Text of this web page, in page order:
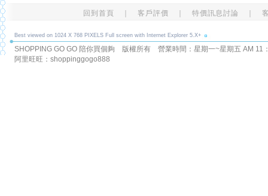
回到首頁 客戶評價 特價訊息討論
Best viewed on 1024 X 768 PIXELS Full screen with Internet Explorer 5.X+
SHOPPING GO GO 陪你買個夠 版權所有 營業時間：星期一~星期五 AM
阿里旺旺：shoppinggogo888